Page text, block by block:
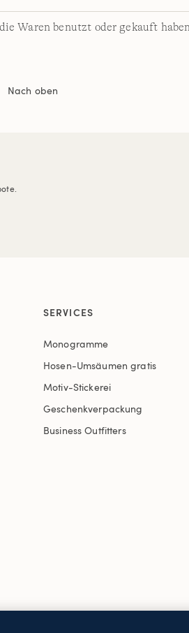
Waren benutzt oder gekauft
Nach oben
SERVICES
Monogramme
Hosen-Umsäumen gratis
Motiv-Stickerei
Geschenkverpackung
Business Outfitters